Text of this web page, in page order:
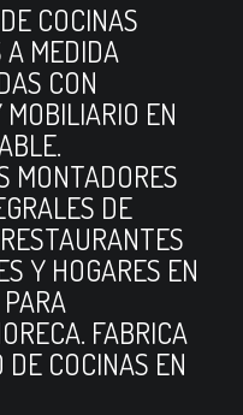
COCINAS
A MEDIDA
CON
EN
MONTADORES
DE
Y HOGARES EN
FABRICA
COCINAS EN